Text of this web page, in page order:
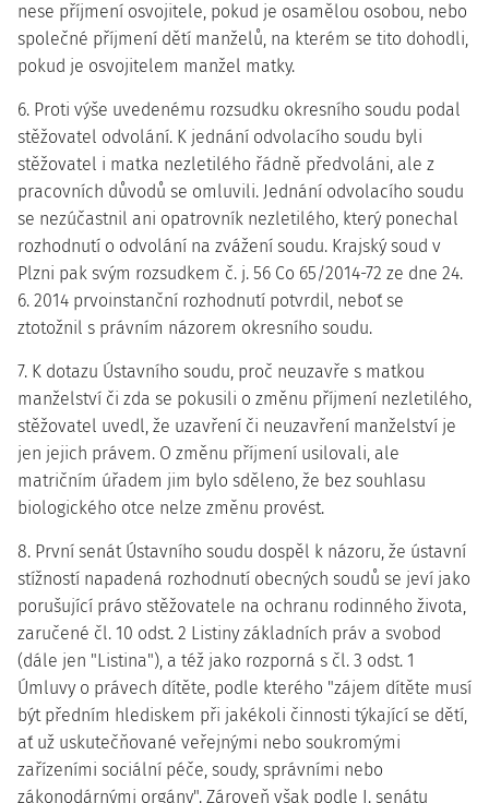
nese příjmení osvojitele, pokud je osamělou osobou, nebo
společné příjmení dětí manželů, na kterém se tito dohodli,
pokud je osvojitelem manžel matky.
6. Proti výše uvedenému rozsudku okresního soudu podal
stěžovatel odvolání. K jednání odvolacího soudu byli
stěžovatel i matka nezletilého řádně předvoláni, ale z
pracovních důvodů se omluvili. Jednání odvolacího soudu
se nezúčastnil ani opatrovník nezletilého, který ponechal
rozhodnutí o odvolání na zvážení soudu. Krajský soud v
Plzni pak svým rozsudkem č. j. 56 Co 65/2014-72 ze dne 24.
6. 2014 prvoinstanční rozhodnutí potvrdil, neboť se
ztotožnil s právním názorem okresního soudu.
7. K dotazu Ústavního soudu, proč neuzavře s matkou
manželství či zda se pokusili o změnu příjmení nezletilého,
stěžovatel uvedl, že uzavření či neuzavření manželství je
jen jejich právem. O změnu příjmení usilovali, ale
matričním úřadem jim bylo sděleno, že bez souhlasu
biologického otce nelze změnu provést.
8. První senát Ústavního soudu dospěl k názoru, že ústavní
stížností napadená rozhodnutí obecných soudů se jeví jako
porušující právo stěžovatele na ochranu rodinného života,
zaručené čl. 10 odst. 2 Listiny základních práv a svobod
(dále jen "Listina"), a též jako rozporná s čl. 3 odst. 1
Úmluvy o právech dítěte, podle kterého "zájem dítěte musí
být předním hlediskem při jakékoli činnosti týkající se dětí,
ať už uskutečňované veřejnými nebo soukromými
zařízeními sociální péče, soudy, správními nebo
zákonodárnými orgány". Zároveň však podle I. senátu